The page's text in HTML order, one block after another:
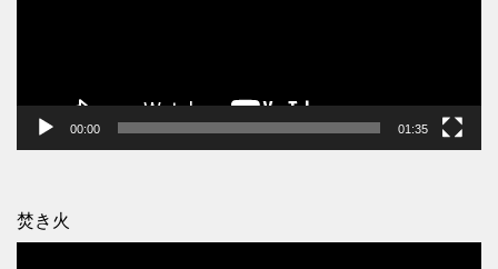
00:00 01:35
焚き火